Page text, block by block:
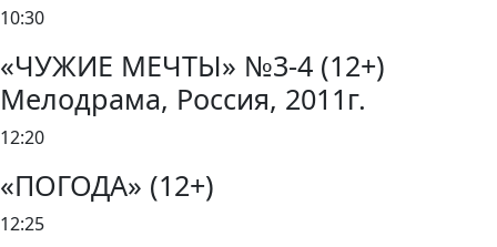
10:30
«ЧУЖИЕ МЕЧТЫ» №3-4 (12+)
Мелодрама, Россия, 2011г.
12:20
«ПОГОДА» (12+)
12:25